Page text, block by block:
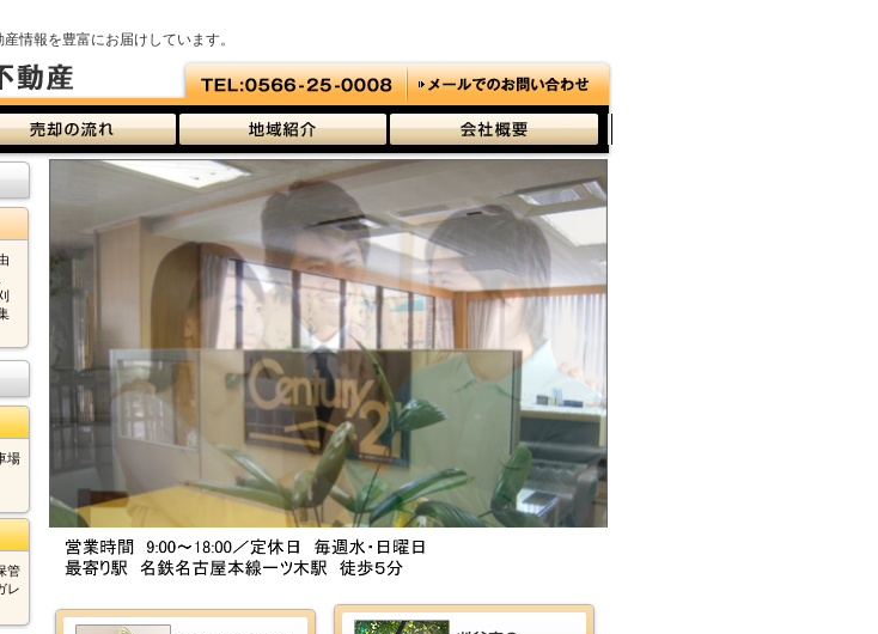
情報を豊富にお届けしています。
場
管
レ